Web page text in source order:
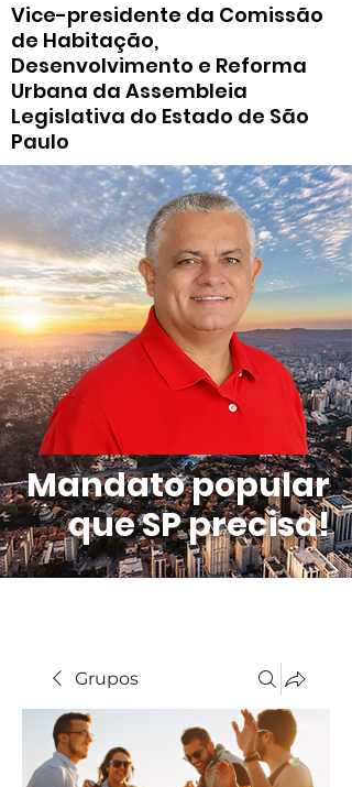
Vice-presidente da Comissão
de Habitação,
Desenvolvimento e Reforma
Urbana da Assembleia
Legislativa do Estado de São
Paulo
Mandato popular
que SP precisa!
Grupos